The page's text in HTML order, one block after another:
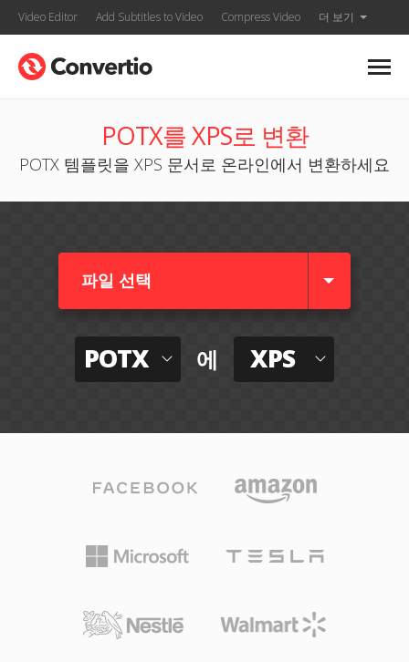
Video Editor Add Subtitles to Video Compress Video 더 보기
POTX를 XPS로 변환
POTX 템플릿을 XPS 문서로 온라인에서 변환하세요
파일 선택
POTX 에 XPS